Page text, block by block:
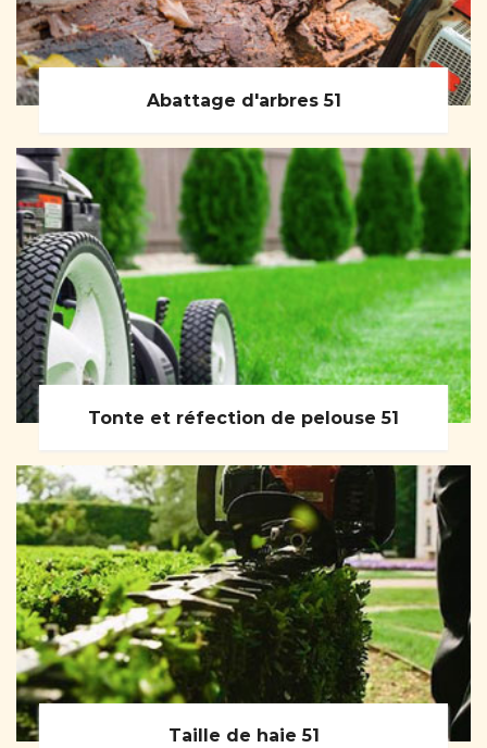
Abattage d'arbres 51
Tonte et réfection de pelouse 51
Taille de haie 51